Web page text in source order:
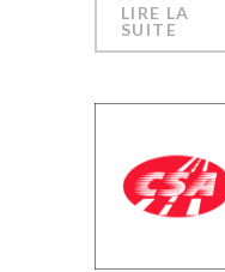
LIRE LA
SUITE